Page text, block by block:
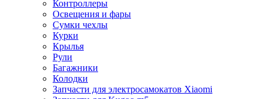
Контроллеры
Освещения и фары
Сумки чехлы
Курки
Крылья
Рули
Багажники
Колодки
Запчасти для электросамокатов Xiaomi